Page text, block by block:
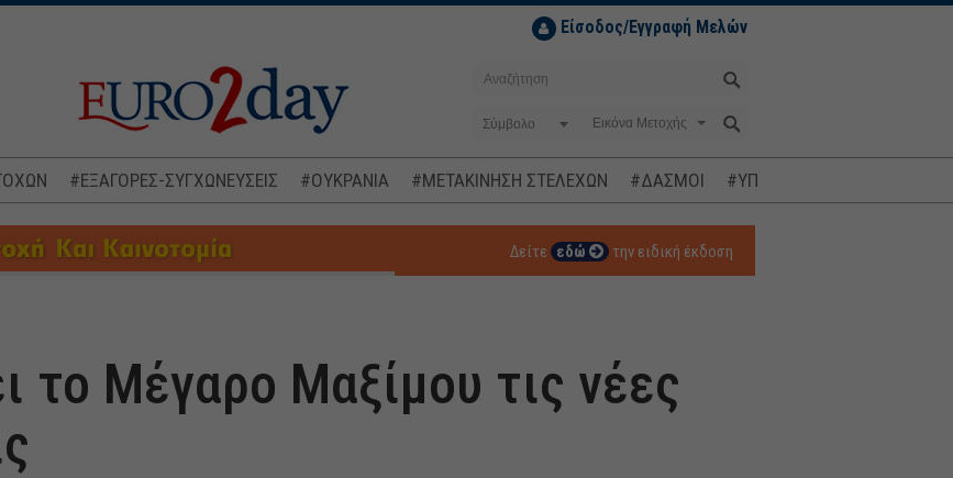
Είσοδος/Εγγραφή Μελών
Σύμβολο
#ΕΞΑΓΟΡΕΣ-ΣΥΓΧΩΝΕΥΣΕΙΣ #ΟΥΚΡΑΝΙΑ #ΜΕΤΑΚΙΝΗΣΗ ΣΤΕΛΕΧΩΝ #ΔΑΣΜΟΙ #ΥΠΟΚΛΟΠΕΣ
Δείτε εδώ την ειδική έκδοση
το Μέγαρο Μαξίμου τις νέες